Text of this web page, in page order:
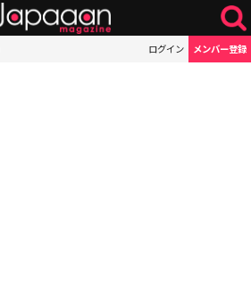
ログイン メンバー登録